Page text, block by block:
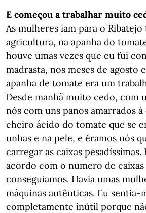
E começou a trabalhar muito
As mulheres iam para o
agricultura, na apanha do
houve umas vezes que eu fui
madrasta, nos meses de agosto
apanha de tomate era um
Desde manhã muito cedo, com
nós com uns panos amarrados à
cheiro ácido do tomate que se
unhas e na pele, e éramos nós
carregar as caixas pesadíssimas.
acordo com o numero de caixas
conseguíamos. Havia umas
máquinas autênticas. Eu sentia-
completamente inútil porque